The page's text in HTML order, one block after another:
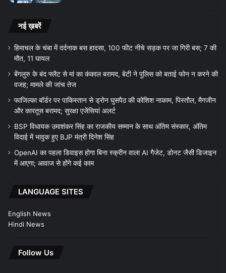
नई ख़बरें
हिमाचल के चंबा में दर्दनाक बस हादसा, 100 फीट नीचे सड़क पर जा गिरी बस; 7 की
मौत, 11 घायल
बेंगलुरु के बंद फ्लैट से मां का कंकाल बरामद, बेटी ने पुलिस को बताई फोन न करने की
वजह; मामले की जांच तेज
फाजिल्का बॉर्डर पर पाकिस्तान से ड्रोन घुसपैठ की कोशिश नाकाम, पिस्तौल, मैगजीन
और कारतूस बरामद; सुरक्षा एजेंसियां अलर्ट
BSP विधायक उमाशंकर सिंह का राजकीय सम्मान के साथ अंतिम संस्कार, अंतिम
विदाई में भावुक हुए BJP मंत्री दिनेश सिंह
OpenAI का पहला डिवाइस होगा बिना स्क्रीन वाला AI गैजेट, डोनट जैसी डिजाइन
में आएगा; आवाज से होंगे कई काम
LANGUAGE SITES
English News
Hindi News
Follow Us